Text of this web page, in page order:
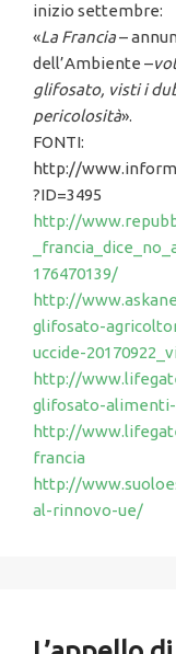
inizio settembre:
«La Francia–
dell’Ambiente –
glifosato, visti i
pericolosità».
FONTI:
http://
?ID=3495
http://
176470139/
http://
glifosato-
uccide-
http://
glifosato-
http://
francia
http://
al-rinnovo-ue/